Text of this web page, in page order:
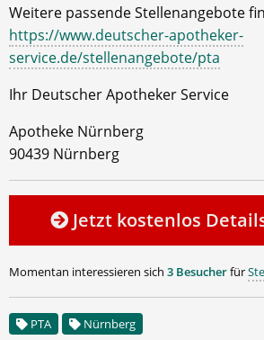
Weitere passende Stellenangebote
https://www.deutscher-apotheker-
service.de/stellenangebote/pta
Ihr Deutscher Apotheker Service
Apotheke Nürnberg
90439 Nürnberg
Jetzt kostenlos
Momentan interessieren sich 3 Besucherfür
PTA Nürnberg